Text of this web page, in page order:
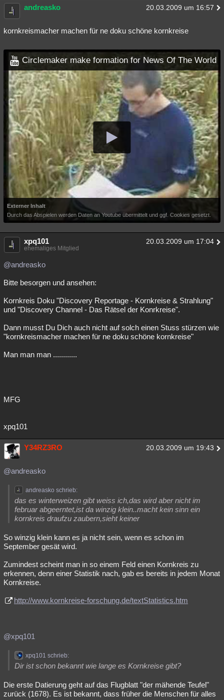
andreasko 20.03.2009 um 16:57
kornkreismacher machen für ne doku schöne kornkreise
Circlemaker make formation for News Of The World
Externer Inhalt
Durch das Abspielen werden Daten an Youtube übermittelt und ggf. Cookies gesetzt.
xpq101 20.03.2009 um 17:04
ehemaliges Mitglied
@andreasko
Bitte besorgen und ansehen:
Kornkreis Doku "Discovery Reportage - Kornkreise & Strahlung"
und "Discovery Channel - Das Rätsel der Konrkreise".
Dann musst Du Dich auch nicht auf solch einen Stuss stürzen wie
"kornkreismacher machen für ne doku schöne kornkreise"
Man man man ............
MFG
xpq101
Y34RZ3RO 20.03.2009 um 19:43
@andreasko
andreasko schrieb:
das es winterweizen gibt weiss ich,das wird aber nicht im
februar abgeerntet,ist da winzig klein..macht kein sinn ein
kornkreis draufzu zaubern,sieht keiner
So winzig klein kann es ja nicht sein, wenn es schon im
September gesät wird.
Zumindest scheint man in so einem Feld einen Kornkreis zu
erkennen, denn einer Statistik nach, gab es bereits in jedem Monat
Kornkreise.
http://www.kornkreise-forschung.de/textStatistics.htm
@xpq101
xpq101 schrieb:
Dir ist schon bekannt wie lange es Kornkreise gibt?
Die erste Datierung geht auf das Flugblatt "der mähende Teufel"
zurück (1678). Es ist bekannt, dass früher die Menschen für alles